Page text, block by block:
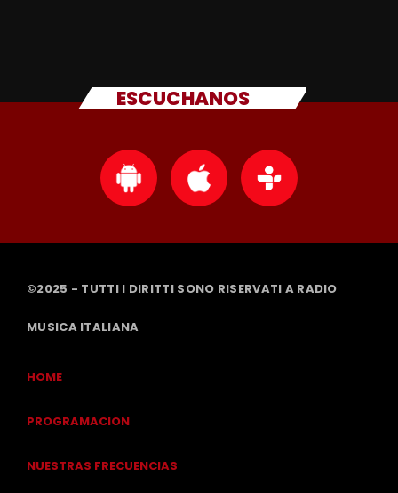
ESCUCHANOS
©2025 - TUTTI I DIRITTI SONO RISERVATI A RADIO
MUSICA ITALIANA
HOME
PROGRAMACION
NUESTRAS FRECUENCIAS